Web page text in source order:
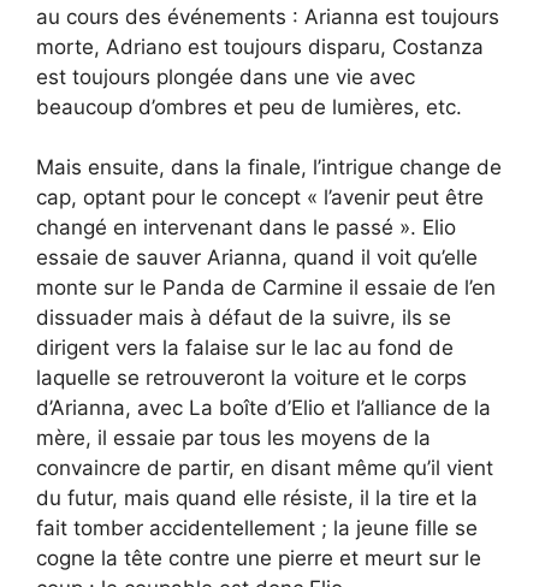
au cours des événements : Arianna est toujours
morte, Adriano est toujours disparu, Costanza
est toujours plongée dans une vie avec
beaucoup d’ombres et peu de lumières, etc.
Mais ensuite, dans la finale, l’intrigue change de
cap, optant pour le concept « l’avenir peut être
changé en intervenant dans le passé ». Elio
essaie de sauver Arianna, quand il voit qu’elle
monte sur le Panda de Carmine il essaie de l’en
dissuader mais à défaut de la suivre, ils se
dirigent vers la falaise sur le lac au fond de
laquelle se retrouveront la voiture et le corps
d’Arianna, avec La boîte d’Elio et l’alliance de la
mère, il essaie par tous les moyens de la
convaincre de partir, en disant même qu’il vient
du futur, mais quand elle résiste, il la tire et la
fait tomber accidentellement ; la jeune fille se
cogne la tête contre une pierre et meurt sur le